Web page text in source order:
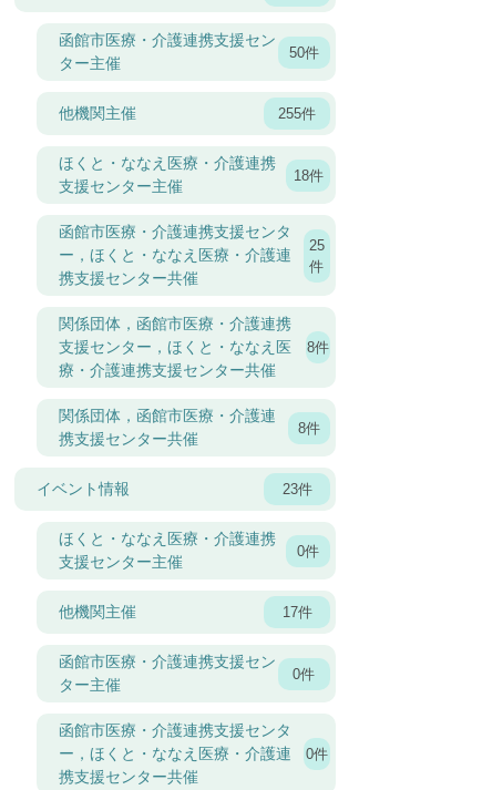
函館市医療・介護連携支援セン
ター主催
50件
他機関主催 255件
ほくと・ななえ医療・介護連携
支援センター主催
18件
函館市医療・介護連携支援センタ
ー，ほくと・ななえ医療・介護連
携支援センター共催
25
件
関係団体，函館市医療・介護連携
支援センター，ほくと・ななえ医
療・介護連携支援センター共催
8件
関係団体，函館市医療・介護連
携支援センター共催
8件
イベント情報 23件
ほくと・ななえ医療・介護連携
支援センター主催
0件
他機関主催 17件
函館市医療・介護連携支援セン
ター主催
0件
函館市医療・介護連携支援センタ
ー，ほくと・ななえ医療・介護連
携支援センター共催
0件